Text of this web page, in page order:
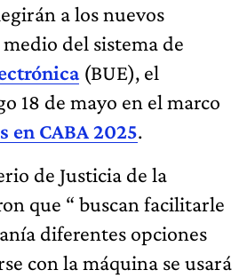
a los nuevos
del sistema de
(BUE), el
18 de mayo en el marco
en CABA 2025.
de Justicia de la
que “ buscan facilitarle
diferentes opciones
con la máquina se usará